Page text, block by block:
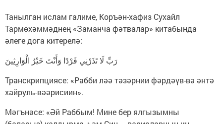
Танылган ислам галиме, Коръән-хафиз Сухайл
Тармөхәммәднең «Заманча фәтвалар» китабында
әлеге дога китерелә:
رَبِّ لَا تَذَرْنِي فَرْدًا وَأَنْتَ خَيْرُ الْوَارِثِينَ
Транскрипциясе: «Рабби ләә тәзәрнии фәрдәүв-вә әнтә
хайруль-вәәрисиин».
Мәгънәсе: «Әй Раббым! Мине бер ялгызымны